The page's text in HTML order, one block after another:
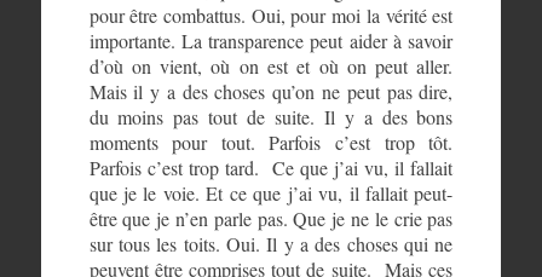
pour être combattus. Oui, pour moi la vérité est
importante. La transparence peut aider à savoir
d’où on vient, où on est et où on peut aller.
Mais il y a des choses qu’on ne peut pas dire,
du moins pas tout de suite. Il y a des bons
moments pour tout. Parfois c’est trop tôt.
Parfois c’est trop tard. Ce que j’ai vu, il fallait
que je le voie. Et ce que j’ai vu, il fallait peut-
être que je n’en parle pas. Que je ne le crie pas
sur tous les toits. Oui. Il y a des choses qui ne
peuvent être comprises tout de suite. Mais ces